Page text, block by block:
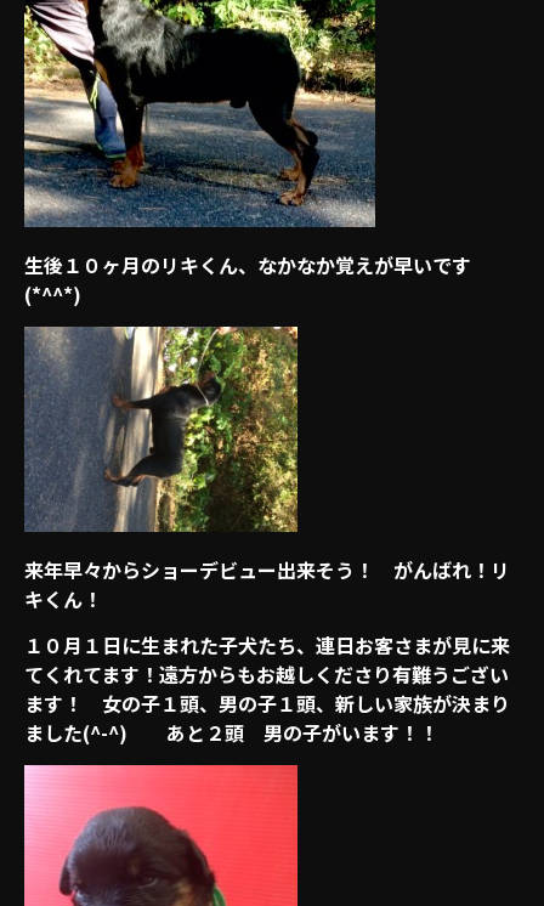
生後１０ヶ月のリキくん、なかなか覚えが早いです
(*^^*)
来年早々からショーデビュー出来そう！ がんばれ！リ
キくん！
１０月１日に生まれた子犬たち、連日お客さまが見に来
てくれてます！遠方からもお越しくださり有難うござい
ます！ 女の子１頭、男の子１頭、新しい家族が決まり
ました(^-^) あと２頭 男の子がいます！！